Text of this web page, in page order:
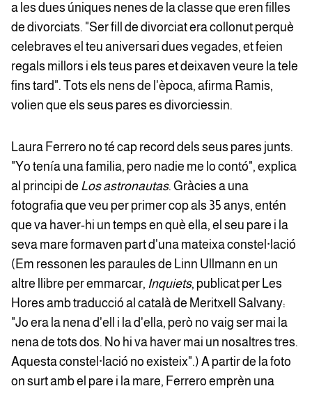
a les dues úniques nenes de la classe que eren filles
de divorciats. "Ser fill de divorciat era collonut perquè
celebraves el teu aniversari dues vegades, et feien
regals millors i els teus pares et deixaven veure la tele
fins tard". Tots els nens de l'època, afirma Ramis,
volien que els seus pares es divorciessin.
Laura Ferrero no té cap record dels seus pares junts.
"Yo tenía una familia, pero nadie me lo contó", explica
al principi de Los astronautas. Gràcies a una
fotografia que veu per primer cop als 35 anys, entén
que va haver-hi un temps en què ella, el seu pare i la
seva mare formaven part d'una mateixa constel·lació
(Em ressonen les paraules de Linn Ullmann en un
altre llibre per emmarcar, Inquiets, publicat per Les
Hores amb traducció al català de Meritxell Salvany:
"Jo era la nena d'ell i la d'ella, però no vaig ser mai la
nena de tots dos. No hi va haver mai un nosaltres tres.
Aquesta constel·lació no existeix".) A partir de la foto
on surt amb el pare i la mare, Ferrero emprèn una